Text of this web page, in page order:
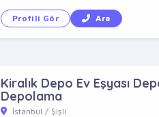
Profili Gör Ara
Kiralık Depo Ev Eşyası
Depolama
İstanbul / Şişli